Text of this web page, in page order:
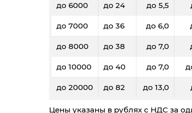
до 6000 до 24 до 5,5
до 7000 до 36 до 6,0
до 8000 до 38 до 7,0
до 10000 до 40 до 7,0
до 20000 до 82 до 13,0
Цены указаны в рублях с НДС за